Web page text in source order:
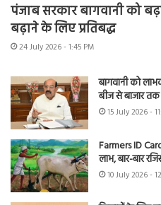
पंजाब सरकार बागवानी को
बढ़ाने के लिए प्रतिबद्ध
24 July 2026 - 1:45 PM
बागवानी को
बीज से बाजार तक
15 July 2026 -
Farmers ID
लाभ, बार-बार
10 July 2026 -